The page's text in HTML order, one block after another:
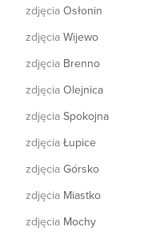
zdjęcia Osłonin
zdjęcia Wijewo
zdjęcia Brenno
zdjęcia Olejnica
zdjęcia Spokojna
zdjęcia Łupice
zdjęcia Górsko
zdjęcia Miastko
zdjęcia Mochy